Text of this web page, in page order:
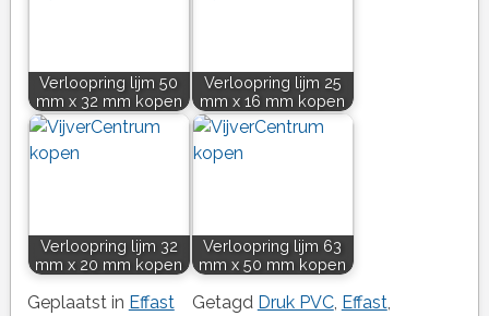
Verloopring lijm 50
mm x 32 mm kopen
Verloopring lijm 25
mm x 16 mm kopen
Verloopring lijm 32
mm x 20 mm kopen
Verloopring lijm 63
mm x 50 mm kopen
Geplaatst in Effast Getagd Druk PVC, Effast,